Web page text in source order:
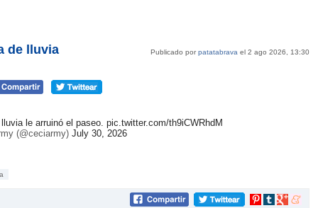
Publicado porpatatabrava el 2 ago 2026, 13:30
de lluvia
le arruinó el paseo. pic.twitter.com/th9iCWRhdM
(@ceciarmy) July 30, 2026
Compartir
Compartir
Compartir